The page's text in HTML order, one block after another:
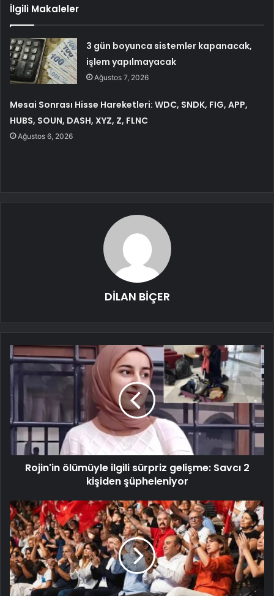
İlgili Makaleler
3 gün boyunca sistemler kapanacak,
işlem yapılmayacak
Ağustos 7, 2026
Mesai Sonrası Hisse Hareketleri: WDC, SNDK, FIG, APP,
HUBS, SOUN, DASH, XYZ, Z, FLNC
Ağustos 6, 2026
DİLAN BİÇER
Rojin'in ölümüyle ilgili sürpriz gelişme: Savcı 2
kişiden şüpheleniyor